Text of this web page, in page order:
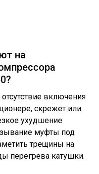
на
включения
скрежет или
ухудшение
муфты под
трещины на
перегрева катушки.